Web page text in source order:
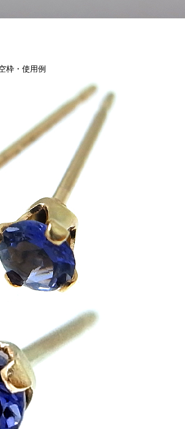
枠・使用例